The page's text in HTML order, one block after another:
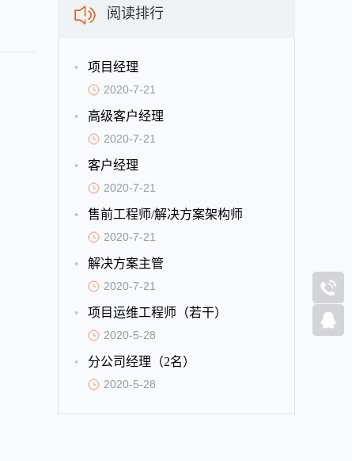
阅读排行
项目经理
2020-7-21
高级客户经理
2020-7-21
客户经理
2020-7-21
售前工程师/解决方案架构师
2020-7-21
解决方案主管
2020-7-21
项目运维工程师（若干）
2020-5-28
分公司经理（2名）
2020-5-28